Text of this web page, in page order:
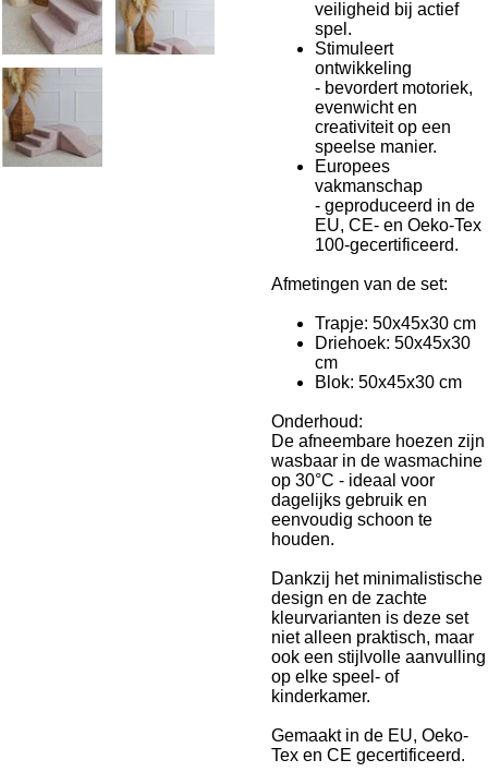
veiligheid bij actief
spel.
Stimuleert
ontwikkeling
- bevordert motoriek,
evenwicht en
creativiteit op een
speelse manier.
Europees
vakmanschap
- geproduceerd in de
EU, CE- en Oeko-Tex
100-gecertificeerd.
Afmetingen van de set:
Trapje: 50x45x30 cm
Driehoek: 50x45x30
cm
Blok: 50x45x30 cm
Onderhoud:
De afneembare hoezen zijn
wasbaar in de wasmachine
op 30°C - ideaal voor
dagelijks gebruik en
eenvoudig schoon te
houden.
Dankzij het minimalistische
design en de zachte
kleurvarianten is deze set
niet alleen praktisch, maar
ook een stijlvolle aanvulling
op elke speel- of
kinderkamer.
Gemaakt in de EU, Oeko-
Tex en CE gecertificeerd.